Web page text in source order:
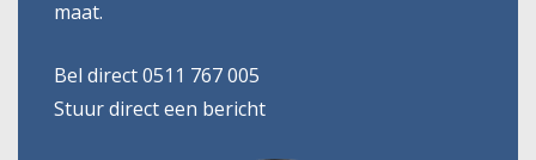
maat.
Bel direct 0511 767 005
Stuur direct een bericht